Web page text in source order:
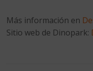
Más información en
Sitio web de Dinopark: